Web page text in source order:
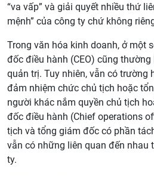
“va vấp” và giải quyết nhiều thứ
mệnh” của công ty chứ không
Trong văn hóa kinh doanh, ở một
đốc điều hành (CEO) cũng
quản trị. Tuy nhiên, vẫn có trường
đảm nhiệm chức chủ tịch hoặc
người khác nắm quyền chủ tịch
đốc điều hành (Chief operations
tịch và tổng giám đốc có phần
vẫn có những liên quan đến nhau
ty.